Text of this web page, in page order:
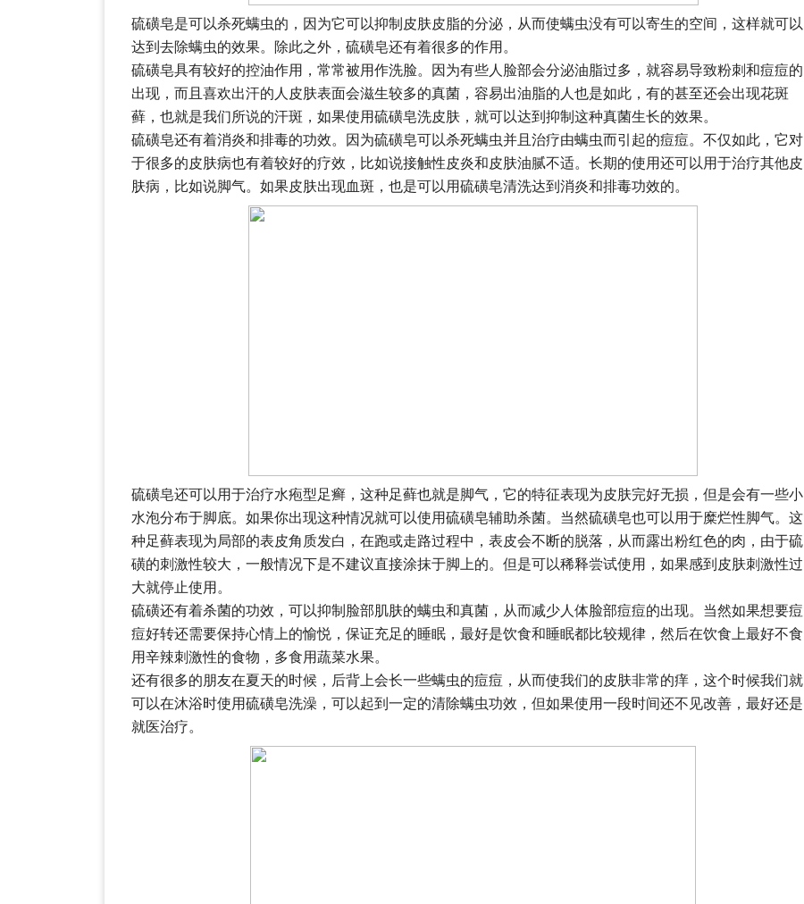
硫磺皂是可以杀死螨虫的，因为它可以抑制皮肤皮脂的分泌，从而使螨虫没有可以寄生的空间，这样就可以
达到去除螨虫的效果。除此之外，硫磺皂还有着很多的作用。
硫磺皂具有较好的控油作用，常常被用作洗脸。因为有些人脸部会分泌油脂过多，就容易导致粉刺和痘痘的
出现，而且喜欢出汗的人皮肤表面会滋生较多的真菌，容易出油脂的人也是如此，有的甚至还会出现花斑
藓，也就是我们所说的汗斑，如果使用硫磺皂洗皮肤，就可以达到抑制这种真菌生长的效果。
硫磺皂还有着消炎和排毒的功效。因为硫磺皂可以杀死螨虫并且治疗由螨虫而引起的痘痘。不仅如此，它对
于很多的皮肤病也有着较好的疗效，比如说接触性皮炎和皮肤油腻不适。长期的使用还可以用于治疗其他皮
肤病，比如说脚气。如果皮肤出现血斑，也是可以用硫磺皂清洗达到消炎和排毒功效的。
硫磺皂还可以用于治疗水疱型足癣，这种足藓也就是脚气，它的特征表现为皮肤完好无损，但是会有一些小
水泡分布于脚底。如果你出现这种情况就可以使用硫磺皂辅助杀菌。当然硫磺皂也可以用于糜烂性脚气。这
种足藓表现为局部的表皮角质发白，在跑或走路过程中，表皮会不断的脱落，从而露出粉红色的肉，由于硫
磺的刺激性较大，一般情况下是不建议直接涂抹于脚上的。但是可以稀释尝试使用，如果感到皮肤刺激性过
大就停止使用。
硫磺还有着杀菌的功效，可以抑制脸部肌肤的螨虫和真菌，从而减少人体脸部痘痘的出现。当然如果想要痘
痘好转还需要保持心情上的愉悦，保证充足的睡眠，最好是饮食和睡眠都比较规律，然后在饮食上最好不食
用辛辣刺激性的食物，多食用蔬菜水果。
还有很多的朋友在夏天的时候，后背上会长一些螨虫的痘痘，从而使我们的皮肤非常的痒，这个时候我们就
可以在沐浴时使用硫磺皂洗澡，可以起到一定的清除螨虫功效，但如果使用一段时间还不见改善，最好还是
就医治疗。